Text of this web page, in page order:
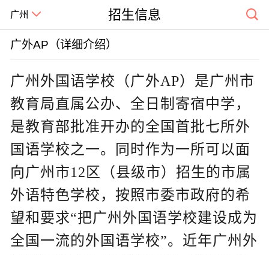
广州 招生信息
广外AP（详细介绍）
广州外国语学校（广外AP）是广州市
教育局直属公办、全日制寄宿中学，
是教育部批准开办的全国首批七所外
国语学校之一。同时作为一所可以面
向广州市12区（县级市）招生的市属
外语特色学校，按照市委市政府的希
望和要求“把广州外国语学校建设成为
全国一流的外国语学校”。近年广州外